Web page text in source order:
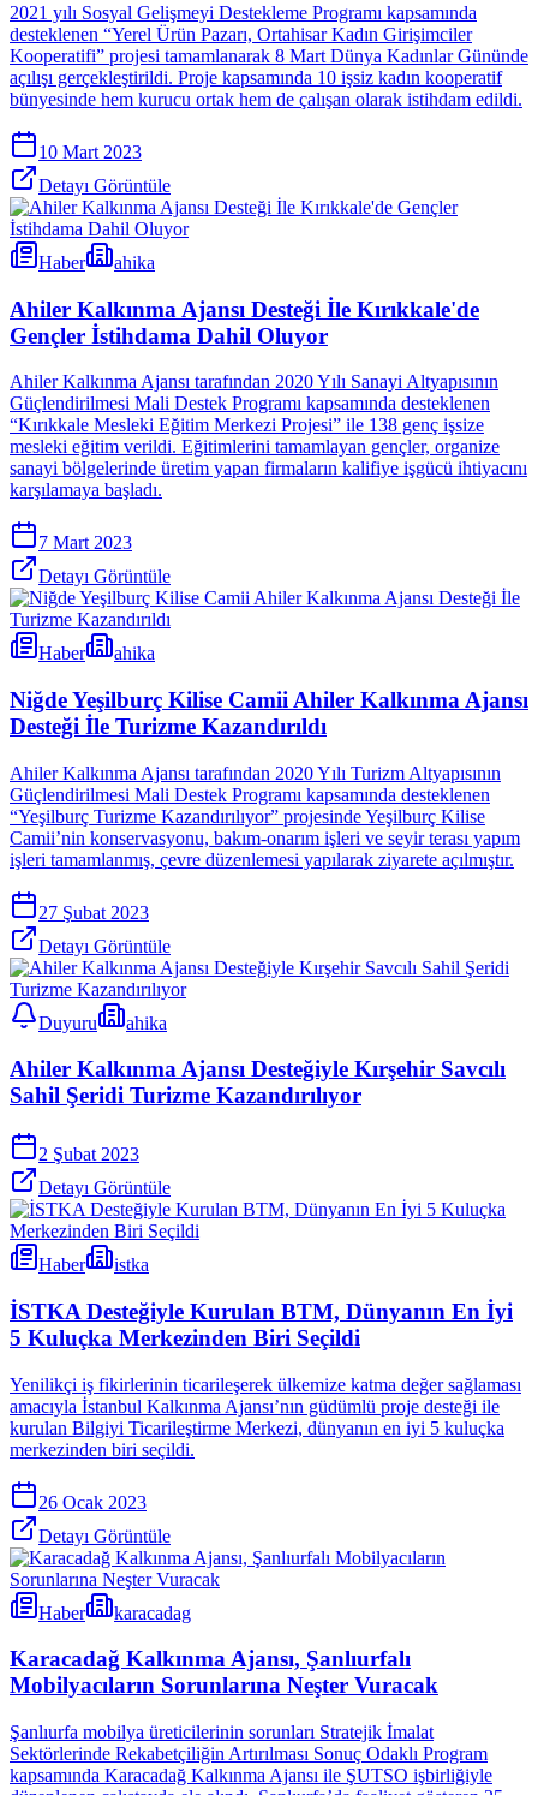
2021 yılı Sosyal Gelişmeyi Destekleme Programı kapsamında
desteklenen “Yerel Ürün Pazarı, Ortahisar Kadın Girişimciler
Kooperatifi” projesi tamamlanarak 8 Mart Dünya Kadınlar Gününde
açılışı gerçekleştirildi. Proje kapsamında 10 işsiz kadın kooperatif
bünyesinde hem kurucu ortak hem de çalışan olarak istihdam edildi.
10 Mart 2023
Detayı Görüntüle
Haber ahika
Ahiler Kalkınma Ajansı Desteği İle Kırıkkale'de
Gençler İstihdama Dahil Oluyor
Ahiler Kalkınma Ajansı tarafından 2020 Yılı Sanayi Altyapısının
Güçlendirilmesi Mali Destek Programı kapsamında desteklenen
“Kırıkkale Mesleki Eğitim Merkezi Projesi” ile 138 genç işsize
mesleki eğitim verildi. Eğitimlerini tamamlayan gençler, organize
sanayi bölgelerinde üretim yapan firmaların kalifiye işgücü ihtiyacını
karşılamaya başladı.
7 Mart 2023
Detayı Görüntüle
Haber ahika
Niğde Yeşilburç Kilise Camii Ahiler Kalkınma Ajansı
Desteği İle Turizme Kazandırıldı
Ahiler Kalkınma Ajansı tarafından 2020 Yılı Turizm Altyapısının
Güçlendirilmesi Mali Destek Programı kapsamında desteklenen
“Yeşilburç Turizme Kazandırılıyor” projesinde Yeşilburç Kilise
Camii’nin konservasyonu, bakım-onarım işleri ve seyir terası yapım
işleri tamamlanmış, çevre düzenlemesi yapılarak ziyarete açılmıştır.
27 Şubat 2023
Detayı Görüntüle
Duyuru ahika
Ahiler Kalkınma Ajansı Desteğiyle Kırşehir Savcılı
Sahil Şeridi Turizme Kazandırılıyor
2 Şubat 2023
Detayı Görüntüle
Haber istka
İSTKA Desteğiyle Kurulan BTM, Dünyanın En İyi
5 Kuluçka Merkezinden Biri Seçildi
Yenilikçi iş fikirlerinin ticarileşerek ülkemize katma değer sağlaması
amacıyla İstanbul Kalkınma Ajansı’nın güdümlü proje desteği ile
kurulan Bilgiyi Ticarileştirme Merkezi, dünyanın en iyi 5 kuluçka
merkezinden biri seçildi.
26 Ocak 2023
Detayı Görüntüle
Haber karacadag
Karacadağ Kalkınma Ajansı, Şanlıurfalı
Mobilyacıların Sorunlarına Neşter Vuracak
Şanlıurfa mobilya üreticilerinin sorunları Stratejik İmalat
Sektörlerinde Rekabetçiliğin Artırılması Sonuç Odaklı Program
kapsamında Karacadağ Kalkınma Ajansı ile ŞUTSO işbirliğiyle